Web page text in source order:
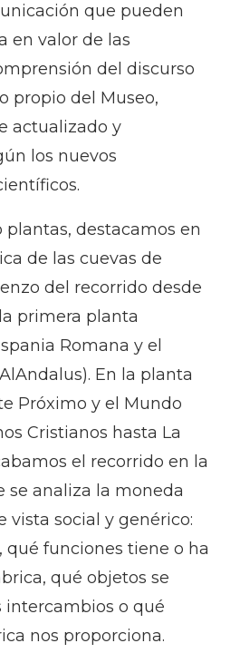
que pueden
en valor de las
del discurso
propio del Museo,
actualizado y
los nuevos
destacamos en
de las cuevas de
del recorrido desde
primera planta
Romana y el
En la planta
Próximo y el Mundo
Cristianos hasta La
el recorrido en la
analiza la moneda
vista social y genérico:
qué funciones tiene o ha
qué objetos se
intercambios o qué
nos proporciona.